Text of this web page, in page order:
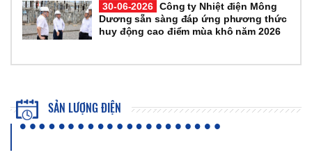
30-06-2026 Công ty Nhiệt điện Mông
Dương sẵn sàng đáp ứng phương thức
huy động cao điểm mùa khô năm 2026
SẢN LƯỢNG ĐIỆN